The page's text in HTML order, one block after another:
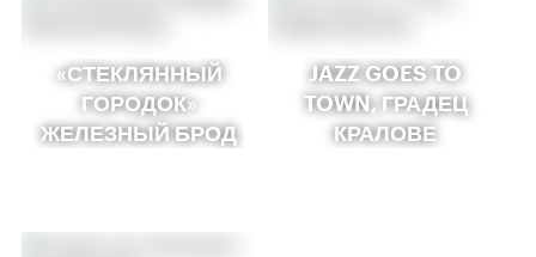
«СТЕКЛЯННЫЙ
ГОРОДОК»
ЖЕЛЕЗНЫЙ БРОД
JAZZ GOES TO
TOWN, ГРАДЕЦ
КРАЛОВЕ